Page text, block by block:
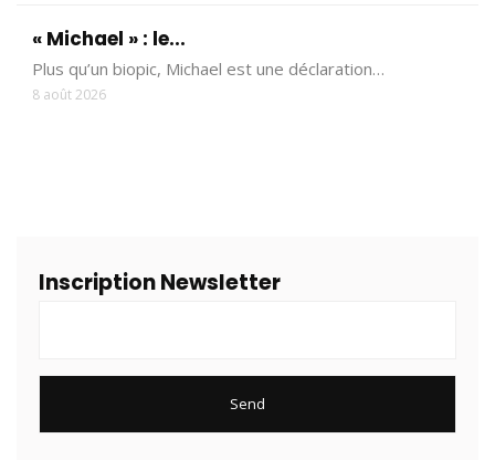
« Michael » : le...
Plus qu’un biopic, Michael est une déclaration…
8 août 2026
Inscription Newsletter